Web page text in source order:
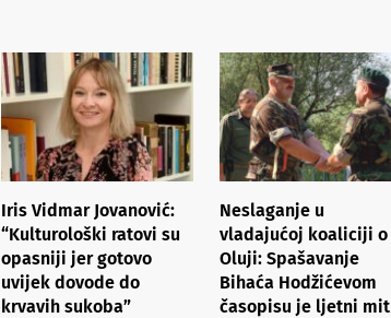
Iris Vidmar Jovanović:
“Kulturološki ratovi su
opasniji jer gotovo
uvijek dovode do
krvavih sukoba”
Neslaganje u
vladajućoj koaliciji o
Oluji: Spašavanje
Bihaća Hodžićevom
časopisu je ljetni mit